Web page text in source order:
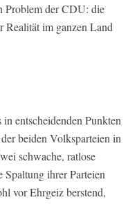
Problem der CDU: die
Realität im ganzen Land
entscheidenden Punkten
beiden Volksparteien in
schwache, ratlose
ihrer Parteien
vor Ehrgeiz berstend,